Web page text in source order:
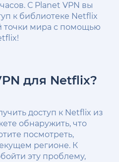
С Planet VPN вы
к библиотеке Netflix
точки мира с помощью
для Netflix?
доступ к Netflix из
обнаружить, что
посмотреть,
регионе. К
эту проблему,